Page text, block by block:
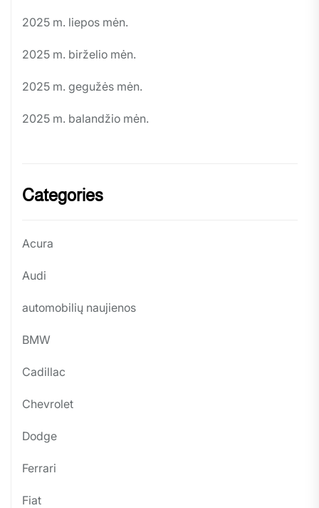
2025 m. liepos mėn.
2025 m. birželio mėn.
2025 m. gegužės mėn.
2025 m. balandžio mėn.
Categories
Acura
Audi
automobilių naujienos
BMW
Cadillac
Chevrolet
Dodge
Ferrari
Fiat